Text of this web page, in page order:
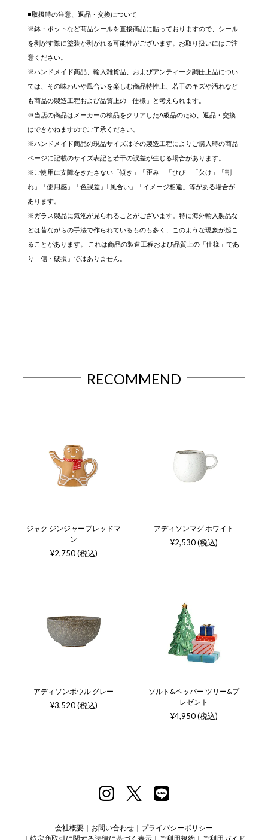
■取扱時の注意、返品・交換について
※鉢・ポットなど商品シールを直接商品に貼っておりますので、シール
を剥がす際に塗装が剥がれる可能性がございます。お取り扱いにはご注
意ください。
※ハンドメイド商品、輸入雑貨品、およびアンティーク調仕上品につい
ては、その味わいや風合いを楽しむ商品特性上、若干のキズや汚れなど
も商品の製造工程および品質上の「仕様」と考えられます。
※当店の商品はメーカーの検品をクリアしたA級品のため、返品・交換
はできかねますのでご了承ください。
※ハンドメイド商品の現品サイズはその製造工程によりご購入時の商品
ページに記載のサイズ表記と若干の誤差が生じる場合があります。
※ご使用に支障をきたさない「傾き」「歪み」「ひび」「欠け」「割
れ」「使用感」「色誤差」｢風合い」「イメージ相違」等がある場合が
あります。
※ガラス製品に気泡が見られることがございます。特に海外輸入製品な
どは昔ながらの手法で作られているものも多く、このような現象が起こ
ることがあります。 これは商品の製造工程および品質上の「仕様」であ
り「傷・破損」ではありません。
RECOMMEND
ジャク ジンジャーブレッドマ
ン
¥2,750 (税込)
アディソンマグ ホワイト
¥2,530 (税込)
アディソンボウル グレー
¥3,520 (税込)
ソルト&ペッパー ツリー&プ
レゼント
¥4,950 (税込)
会社概要 お問い合わせ
プライバシーポリシー